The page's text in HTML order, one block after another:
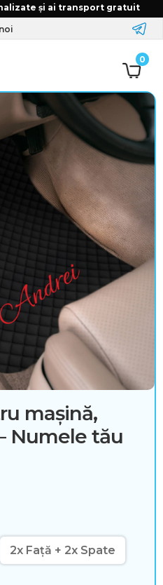
și ai transport gratuit
0
mașină,
Numele tău
2x Față + 2x Spate